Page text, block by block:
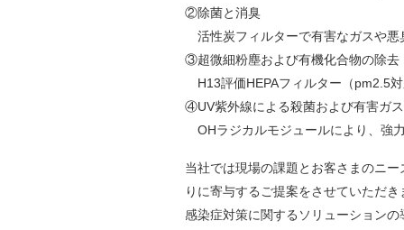
②除菌と消臭
活性炭フィルターで有害なガスや悪
③超微細粉塵および有機化合物の除去
H13評価HEPAフィルター（pm2.5
④UV紫外線による殺菌および有害ガ
OHラジカルモジュールにより、強
当社では現場の課題とお客さまのニ
りに寄与するご提案をさせていただき
感染症対策に関するソリューション